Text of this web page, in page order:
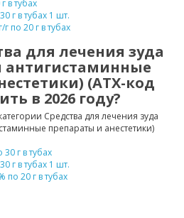
в тубах
г в тубах 1 шт.
по 20 г в тубах
для лечения зуда
антигистаминные
(ATX-код
в 2026 году?
Средства для лечения зуда
препараты и анестетики)
г в тубах
г в тубах 1 шт.
по 20 г в тубах